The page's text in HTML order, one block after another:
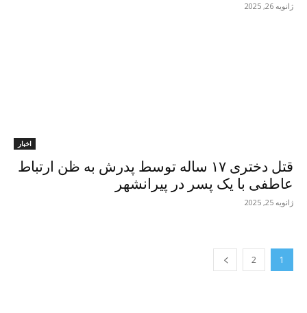
ژانویه 26, 2025
اخبار
قتل دختری ۱۷ ساله توسط پدرش به ظن ارتباط
عاطفی با یک پسر در پیرانشهر
ژانویه 25, 2025
1
2